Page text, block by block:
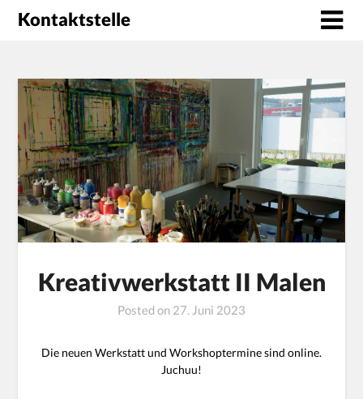
Kontaktstelle
Kreativwerkstatt II Malen
Posted on 27. Juni 2023
Die neuen Werkstatt und Workshoptermine sind online.
Juchuu!